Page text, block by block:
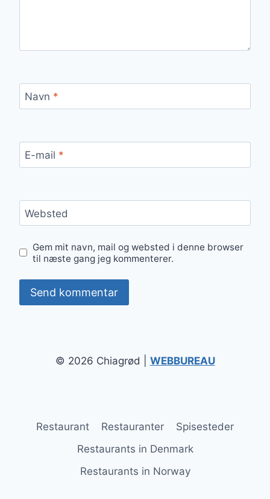
Navn *
E-mail *
Websted
Gem mit navn, mail og websted i denne browser
til næste gang jeg kommenterer.
© 2026 Chiagrød | WEBBUREAU
Restaurant Restauranter
Spisesteder
Restaurants in Denmark
Restaurants in Norway